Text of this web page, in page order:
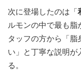
次に登場したのは「
ルモンの中で最も脂
タッフの方から「脂
い」と丁寧な説明が
る。